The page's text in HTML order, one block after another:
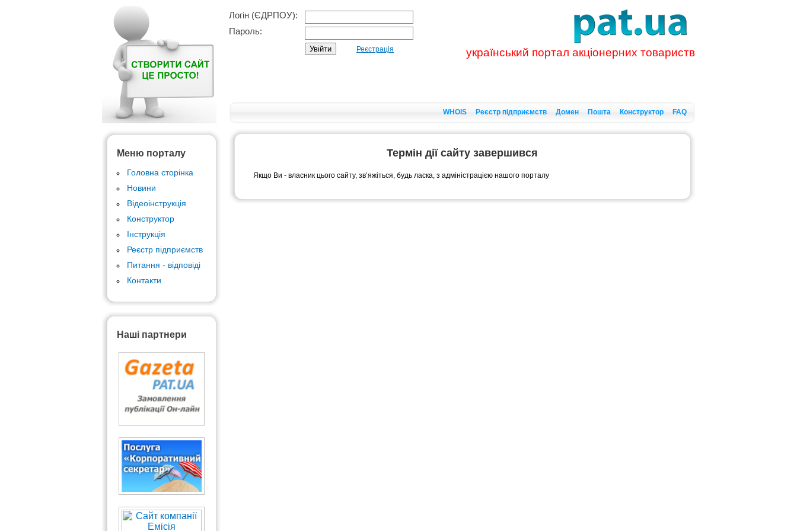
Логін (ЄДРПОУ):
Пароль:
Реєстрація український портал акціонерних товариств
WHOIS Реєстр підприємств Домен Пошта Конструктор FAQ
Меню порталу
Головна сторінка
Новини
Відеоінструкція
Конструктор
Інструкція
Реєстр підприємств
Питання - відповіді
Контакти
Наші партнери
Термін дії сайту завершився
Якщо Ви - власник цього сайту, зв’яжіться, будь ласка, з адміністрацією нашого порталу